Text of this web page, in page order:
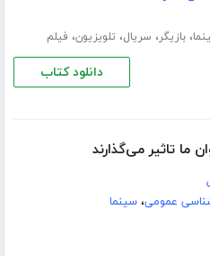
،بازیگر، سریال، تلویزیون، فیلم
دانلود کتاب
ما تاثیر می‌گذارند
عمومی،سینما